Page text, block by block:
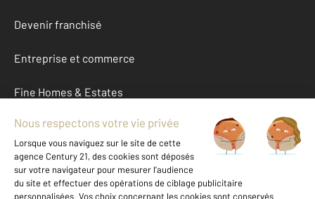
Devenir franchisé
Entreprise et commerce
Fine Homes & Estates
À propos
International
Nous contacter